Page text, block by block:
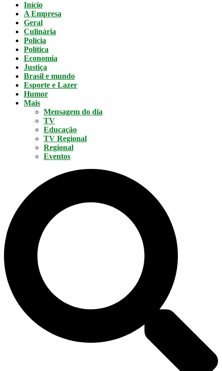
Início
A Empresa
Geral
Culinária
Polícia
Política
Economia
Justiça
Brasil e mundo
Esporte e Lazer
Humor
Mais
Mensagem do dia
TV
Educação
TV Regional
Regional
Eventos